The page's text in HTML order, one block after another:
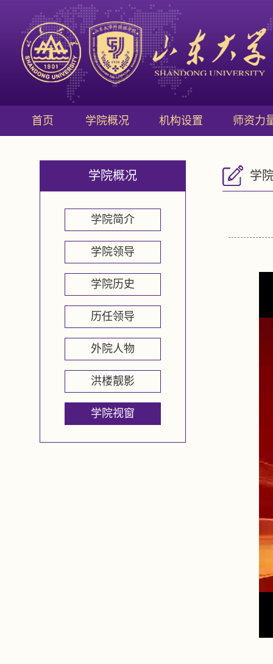
首页 学院概况 机构设置 师资力
学院概况
学院简介
学院领导
学院历史
历任领导
外院人物
洪楼靓影
学院视窗
学